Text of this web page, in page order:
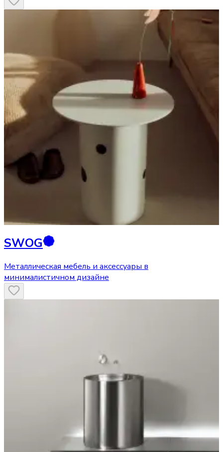
SWOG
Металлическая мебель и аксессуары в
минималистичном дизайне